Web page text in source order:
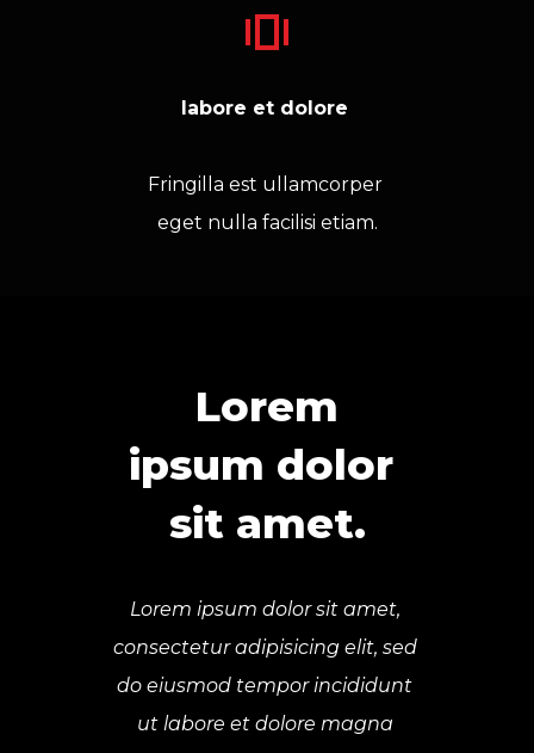
labore et dolore
Fringilla est ullamcorper
eget nulla facilisi etiam.
Lorem
ipsum dolor
sit amet.
Lorem ipsum dolor sit amet,
consectetur adipisicing elit, sed
do eiusmod tempor incididunt
ut labore et dolore magna